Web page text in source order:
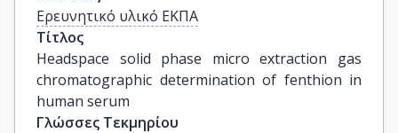
Ερευνητικό υλικό ΕΚΠΑ
Τίτλος
Headspace solid phase micro extraction gas
chromatographic determination of fenthion in
human serum
Γλώσσες Τεκμηρίου